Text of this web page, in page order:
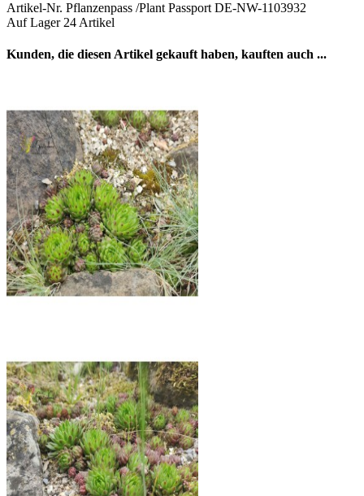
Artikel-Nr. Pflanzenpass /Plant Passport DE-NW-1103932
Auf Lager 24 Artikel
Kunden, die diesen Artikel gekauft haben, kauften auch ...